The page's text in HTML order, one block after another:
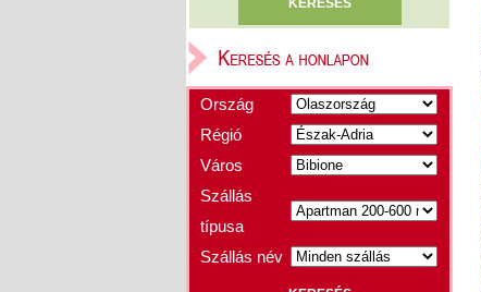
Ország
Régió
Város
Szállás
típusa
Szállás név